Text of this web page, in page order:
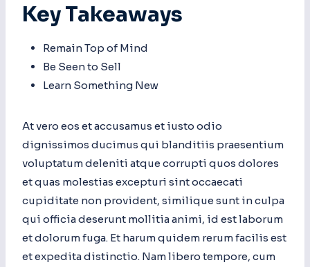
Key Takeaways
Remain Top of Mind
Be Seen to Sell
Learn Something New
At vero eos et accusamus et iusto odio
dignissimos ducimus qui blanditiis praesentium
voluptatum deleniti atque corrupti quos dolores
et quas molestias excepturi sint occaecati
cupiditate non provident, similique sunt in culpa
qui officia deserunt mollitia animi, id est laborum
et dolorum fuga. Et harum quidem rerum facilis est
et expedita distinctio. Nam libero tempore, cum